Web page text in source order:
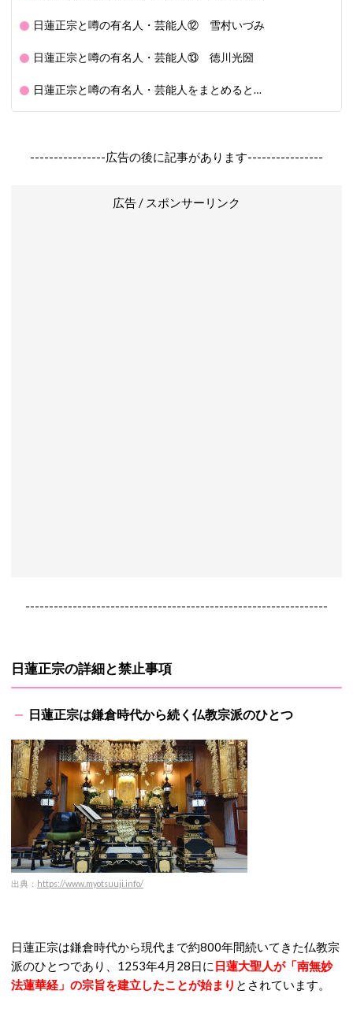
日蓮正宗と噂の有名人・芸能人⑫ 雪村いづみ
日蓮正宗と噂の有名人・芸能人⑬ 徳川光圀
日蓮正宗と噂の有名人・芸能人をまとめると…
----------------広告の後に記事があります----------------
広告 / スポンサーリンク
----------------------------------------------------------------
日蓮正宗の詳細と禁止事項
日蓮正宗は鎌倉時代から続く仏教宗派のひとつ
出典： https://www.myotsuuji.info/
日蓮正宗は鎌倉時代から現代まで約800年間続いてきた仏教宗
派のひとつであり、1253年4月28日に 日蓮大聖人が「南無妙
法蓮華経」の宗旨を建立したことが始まり とされています。